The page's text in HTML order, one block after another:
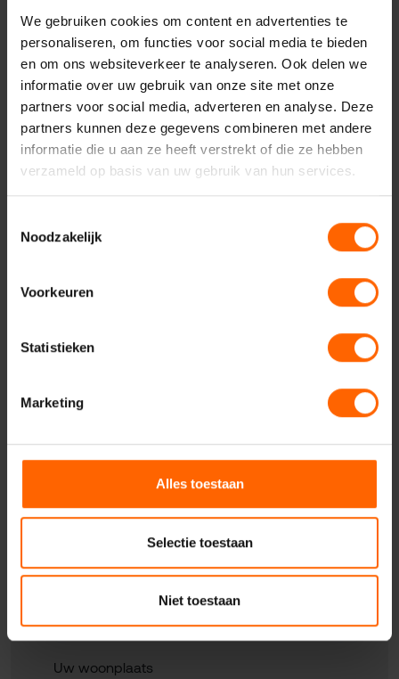
We gebruiken cookies om content en advertenties te
personaliseren, om functies voor social media te bieden
en om ons websiteverkeer te analyseren. Ook delen we
informatie over uw gebruik van onze site met onze
partners voor social media, adverteren en analyse. Deze
partners kunnen deze gegevens combineren met andere
informatie die u aan ze heeft verstrekt of die ze hebben
verzameld op basis van uw gebruik van hun services.
Noodzakelijk
Voorkeuren
Statistieken
Marketing
Alles toestaan
Selectie toestaan
Niet toestaan
Binnenstad Nijmeegse wijken
Bereikbaarheid & parkeren VVD Nijmegen
Nieuws Algemeen
Contact met VVD
Uw e-mailadres*
Uw woonplaats